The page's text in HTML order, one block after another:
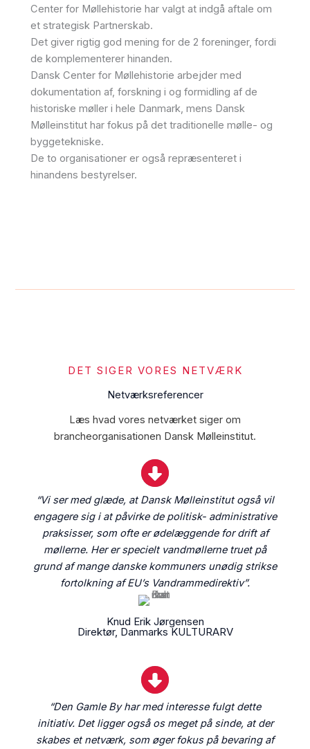
Center for Møllehistorie har valgt at indgå aftale om
et strategisk Partnerskab.
Det giver rigtig god mening for de 2 foreninger, fordi
de komplementerer hinanden.
Dansk Center for Møllehistorie arbejder med
dokumentation af, forskning i og formidling af de
historiske møller i hele Danmark, mens Dansk
Mølleinstitut har fokus på det traditionelle mølle- og
byggetekniske.
De to organisationer er også repræsenteret i
hinandens bestyrelser.
DET SIGER VORES NETVÆRK
Netværksreferencer
Læs hvad vores netværket siger om
brancheorganisationen Dansk Mølleinstitut.
“Vi ser med glæde, at Dansk Mølleinstitut også vil
engagere sig i at påvirke de politisk- administrative
praksisser, som ofte er ødelæggende for drift af
møllerne. Her er specielt vandmøllerne truet på
grund af mange danske kommuners unødig strikse
fortolkning af EU’s Vandrammedirektiv”.
Knud Erik Jørgensen
Direktør, Danmarks KULTURARV
“Den Gamle By har med interesse fulgt dette
initiativ. Det ligger også os meget på sinde, at der
skabes et netværk, som øger fokus på bevaring af